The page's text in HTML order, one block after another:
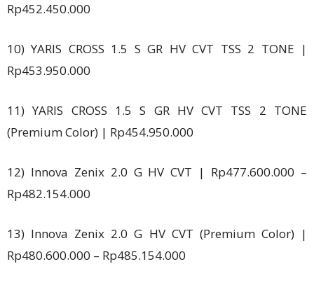
Rp452.450.000
10) YARIS CROSS 1.5 S GR HV CVT TSS 2 TONE |
Rp453.950.000
11) YARIS CROSS 1.5 S GR HV CVT TSS 2 TONE
(Premium Color) | Rp454.950.000
12) Innova Zenix 2.0 G HV CVT | Rp477.600.000 –
Rp482.154.000
13) Innova Zenix 2.0 G HV CVT (Premium Color) |
Rp480.600.000 – Rp485.154.000